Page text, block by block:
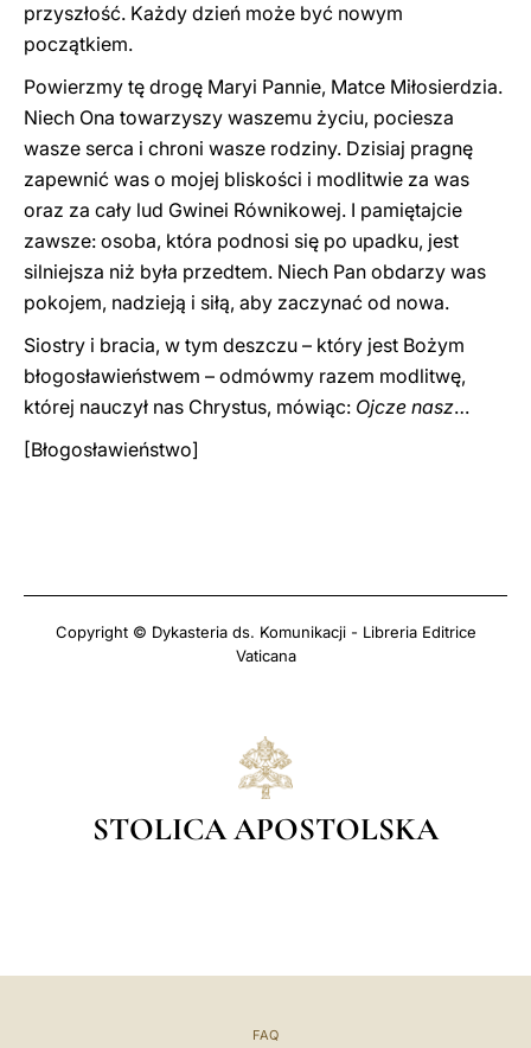
przyszłość. Każdy dzień może być nowym
początkiem.
Powierzmy tę drogę Maryi Pannie, Matce Miłosierdzia.
Niech Ona towarzyszy waszemu życiu, pociesza
wasze serca i chroni wasze rodziny. Dzisiaj pragnę
zapewnić was o mojej bliskości i modlitwie za was
oraz za cały lud Gwinei Równikowej. I pamiętajcie
zawsze: osoba, która podnosi się po upadku, jest
silniejsza niż była przedtem. Niech Pan obdarzy was
pokojem, nadzieją i siłą, aby zaczynać od nowa.
Siostry i bracia, w tym deszczu – który jest Bożym
błogosławieństwem – odmówmy razem modlitwę,
której nauczył nas Chrystus, mówiąc: Ojcze nasz…
[Błogosławieństwo]
Copyright © Dykasteria ds. Komunikacji - Libreria Editrice
Vaticana
STOLICA APOSTOLSKA
FAQ